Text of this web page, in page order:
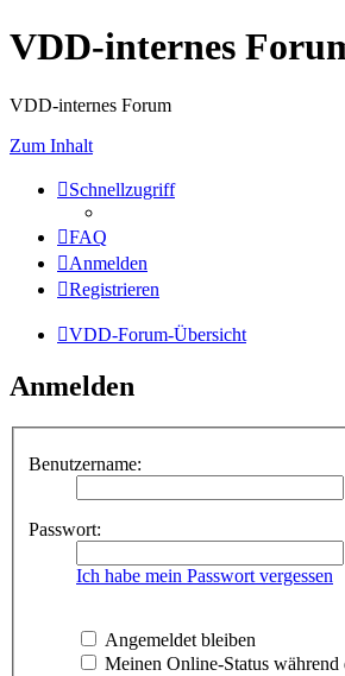
VDD-internes
VDD-internes Forum
Zum Inhalt
Schnellzugriff
FAQ
Anmelden
Registrieren
VDD-Forum-Übersicht
Anmelden
Benutzername:
Passwort:
Ich habe mein Passwort vergessen
Angemeldet bleiben
Meinen Online-Status während